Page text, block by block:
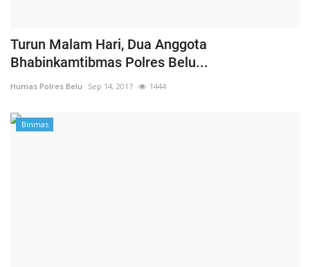
Turun Malam Hari, Dua Anggota
Bhabinkamtibmas Polres Belu...
Humas Polres Belu Sep 14, 2017 1444
Binmas